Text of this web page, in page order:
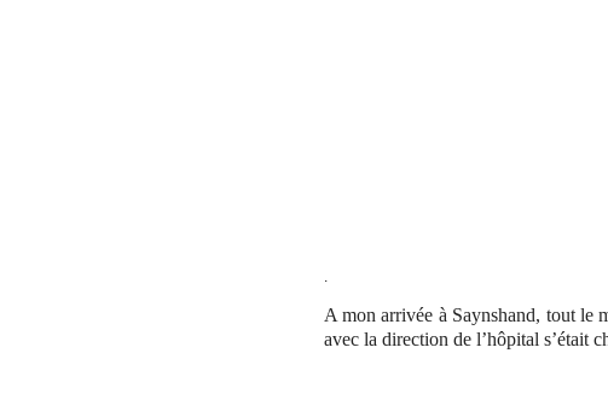
.
A mon arrivée à Saynshand, tout le
avec la direction de l’hôpital s’était